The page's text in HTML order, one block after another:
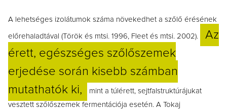
A lehetséges izolátumok száma növekedhet a szőlő érésének
előrehaladtával (Török és mtsi. 1996, Fleet és mtsi. 2002).
Az
érett, egészséges szőlőszemek
erjedése során kisebb számban
mutathatók ki,
mint a túlérett, sejtfalstruktúrájukat
vesztett szőlőszemek fermentációja esetén. A Tokaj